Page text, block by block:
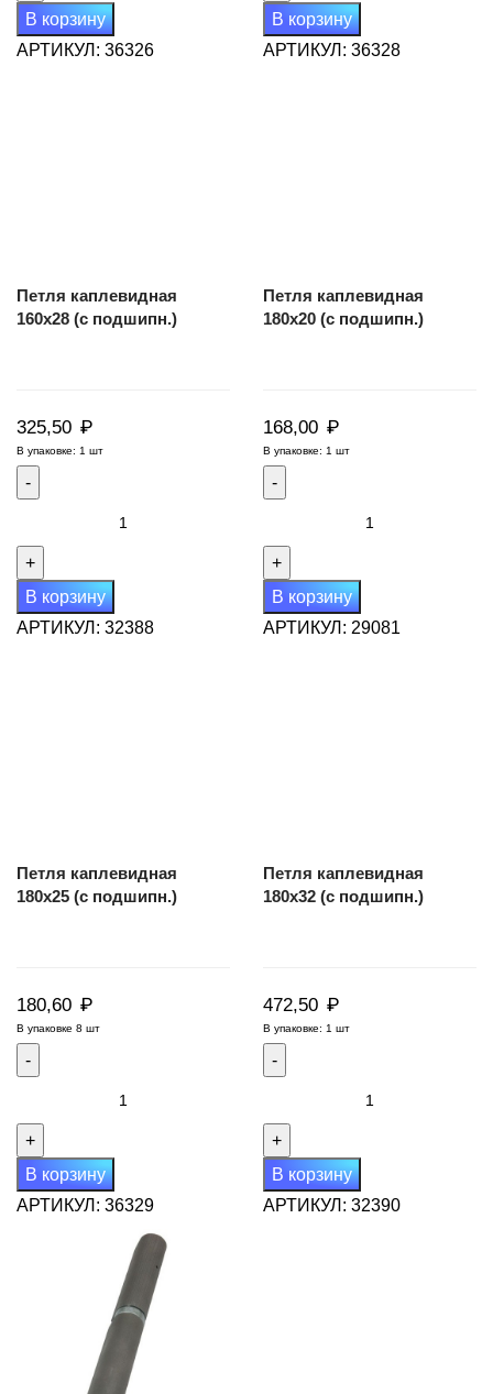
каплевидная
140х16
В корзину
АРТИКУЛ: 36326
каплевидная
140х25
В корзину
АРТИКУЛ: 36328
Петля каплевидная
160х28 (с подшипн.)
325,50 ₽
В упаковке: 1 шт
Петля
каплевидная
160х28
В корзину
АРТИКУЛ: 32388
Петля каплевидная
180х20 (с подшипн.)
168,00 ₽
В упаковке: 1 шт
Петля
каплевидная
180х20
В корзину
АРТИКУЛ: 29081
Петля каплевидная
180х25 (с подшипн.)
180,60 ₽
В упаковке 8 шт
Петля
каплевидная
180х25
В корзину
АРТИКУЛ: 36329
Петля каплевидная
180х32 (с подшипн.)
472,50 ₽
В упаковке: 1 шт
Петля
каплевидная
180х32
В корзину
АРТИКУЛ: 32390